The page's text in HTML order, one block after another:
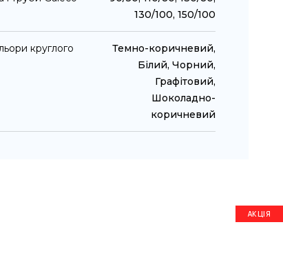
130/100, 150/100
круглого
Темно-коричневий,
Білий, Чорний,
Графітовий,
Шоколадно-
коричневий
АКЦІЯ